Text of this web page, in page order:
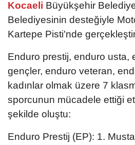
Kocaeli Büyükşehir
Belediyesinin desteğiyle
Kartepe Pisti'nde
Enduro prestij, enduro usta,
gençler, enduro veteran,
kadınlar olmak üzere 7
sporcunun mücadele ettiği
şekilde oluştu:
Enduro Prestij (EP): 1.